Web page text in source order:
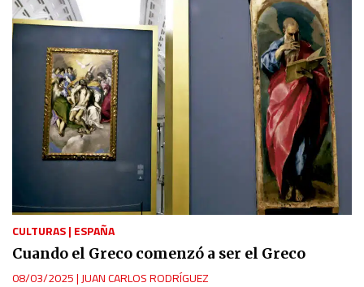
CULTURAS| ESPAÑA
Cuando el Greco comenzó a ser el Greco
08/03/2025| JUAN CARLOS RODRÍGUEZ